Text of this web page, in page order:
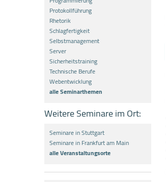
Protokollführung
Rhetorik
Schlagfertigkeit
Selbstmanagement
Server
Sicherheitstraining
Technische Berufe
Webentwicklung
alle Seminarthemen
Weitere Seminare im Ort:
Seminare in Stuttgart
Seminare in Frankfurt am Main
alle Veranstaltungsorte